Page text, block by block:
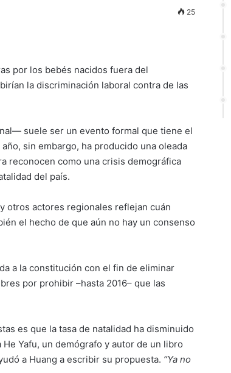
25
por los bebés nacidos fuera del
la discriminación laboral contra de las
suele ser un evento formal que tiene el
sin embargo, ha producido una oleada
reconocen como una crisis demográfica
del país.
otros actores regionales reflejan cuán
el hecho de que aún no hay un consenso
a la constitución con el fin de eliminar
por prohibir –hasta 2016– que las
es que la tasa de natalidad ha disminuido
Yafu, un demógrafo y autor de un libro
a Huang a escribir su propuesta. “Ya no